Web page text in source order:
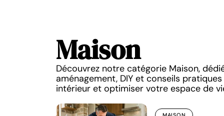
Maison
Découvrez notre catégorie Maison,
aménagement, DIY et conseils
intérieur et optimiser votre espace de